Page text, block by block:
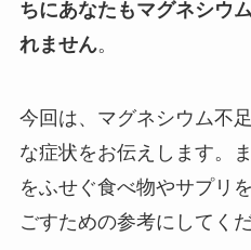
ちにあなたもマグネシウ
れません。
今回は、マグネシウム不
な症状をお伝えします。
をふせぐ食べ物やサプリ
ごすための参考にしてくだ